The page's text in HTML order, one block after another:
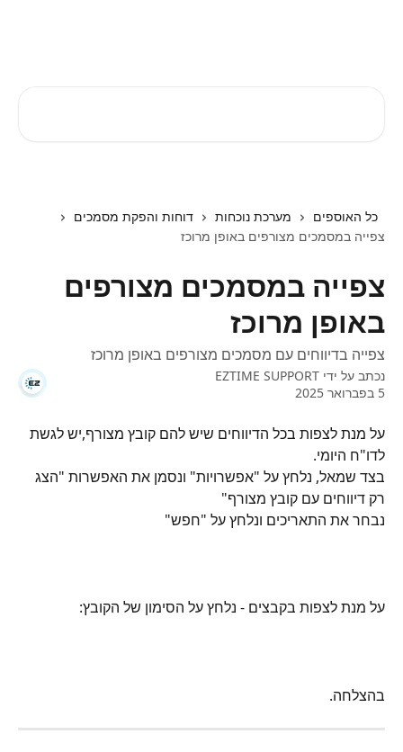
כל האוספים מערכת נוכחות
דוחות והפקת מסמכים
צפייה במסמכים מצורפים באופן מרוכז
צפייה במסמכים מצורפים
באופן מרוכז
צפייה בדיווחים עם מסמכים מצורפים באופן מרוכז
נכתב על ידי EZTIME SUPPORT
5 בפברואר 2025
על מנת לצפות בכל הדיווחים שיש להם קובץ מצורף,יש לגשת
לדו"ח היומי.
בצד שמאל, נלחץ על "אפשרויות" ונסמן את האפשרות "הצג
רק דיווחים עם קובץ מצורף"
נבחר את התאריכים ונלחץ על "חפש"
על מנת לצפות בקבצים - נלחץ על הסימון של הקובץ:
בהצלחה.